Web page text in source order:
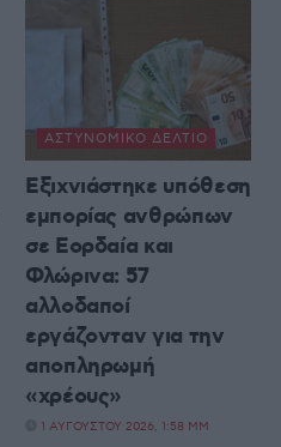
ΑΣΤΥΝΟΜΙΚΌ ΔΕΛΤΊΟ
Εξιχνιάστηκε υπόθεση
εμπορίας ανθρώπων
σε Εορδαία και
Φλώρινα: 57
αλλοδαποί
εργάζονταν για την
αποπληρωμή
«χρέους»
1 ΑΥΓΟΎΣΤΟΥ 2026, 1:58 ΜΜ